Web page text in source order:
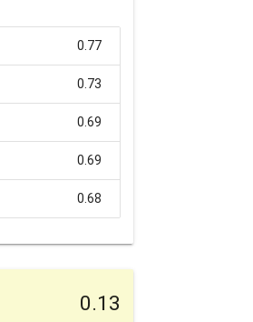
0.77
0.73
0.69
0.69
0.68
0.13